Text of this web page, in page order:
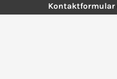
Kontaktformular